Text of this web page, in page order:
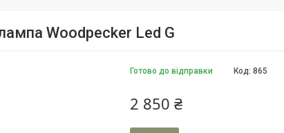
Woodpecker Led G
Готово до відправки Код: 865
2 850 ₴